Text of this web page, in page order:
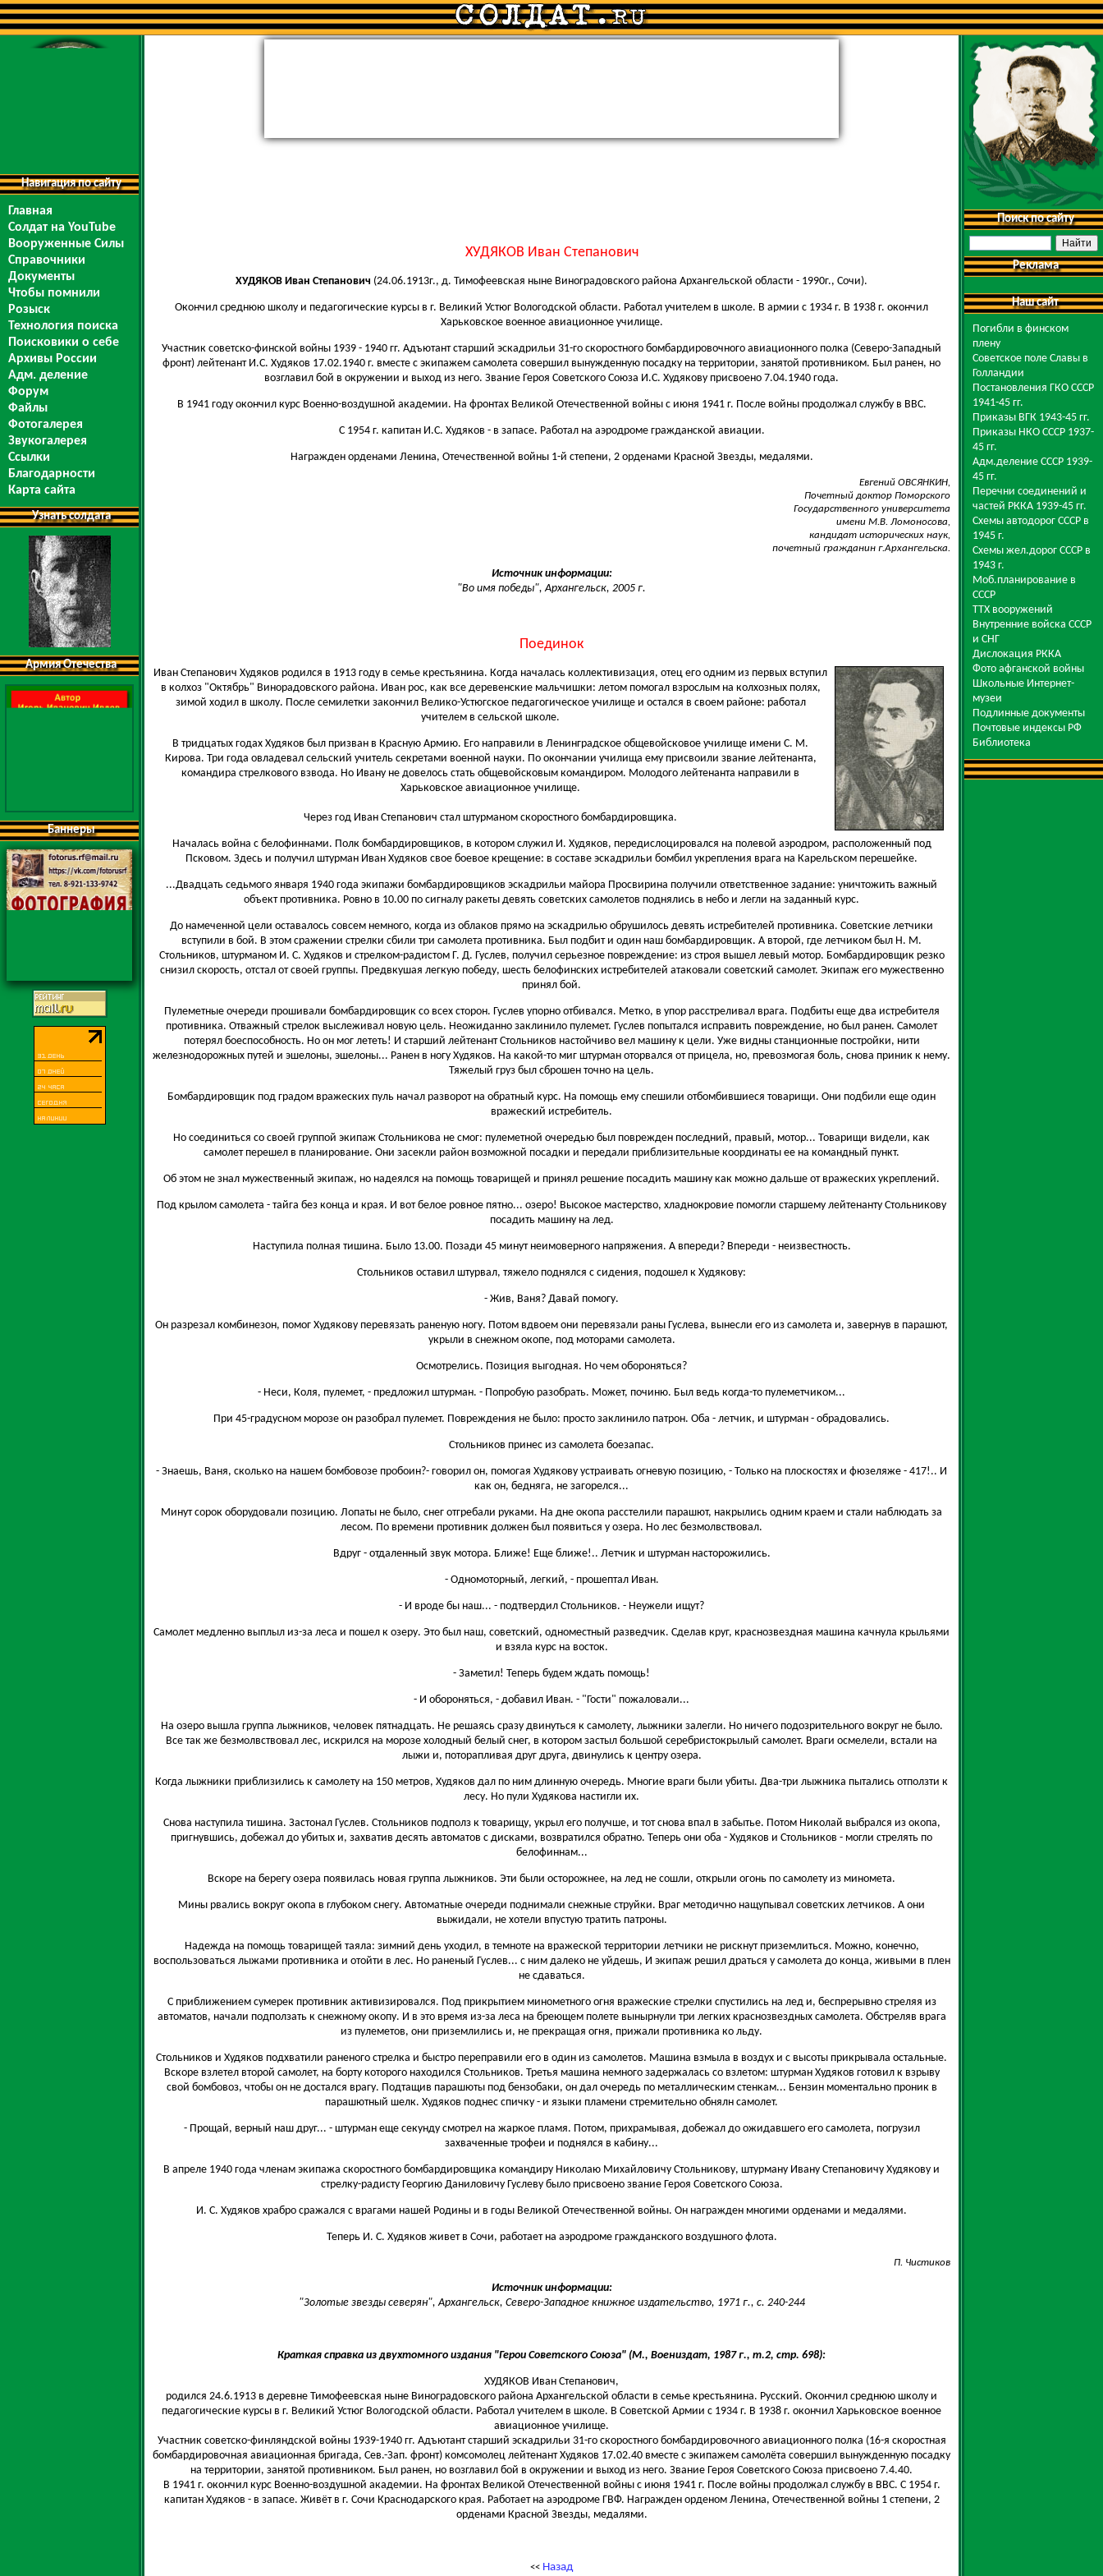
Навигация по сайту
Главная
Солдат на YouTube
Вооруженные Силы
Справочники
Документы
Чтобы помнили
Розыск
Технология поиска
Поисковики о себе
Архивы России
Адм. деление
Форум
Файлы
Фотогалерея
Звукогалерея
Ссылки
Благодарности
Карта сайта
Узнать солдата
Армия Отечества
Баннеры
ХУДЯКОВ Иван Степанович
ХУДЯКОВ Иван Степанович (24.06.1913г., д. Тимофеевская ныне Виноградовского района Архангельской области - 1990г., Сочи).
Окончил среднюю школу и педагогические курсы в г. Великий Устюг Вологодской области. Работал учителем в школе. В армии с 1934 г. В 1938 г. окончил
Харьковское военное авиационное училище.
Участник советско-финской войны 1939 - 1940 гг. Адъютант старший эскадрильи 31-го скоростного бомбардировочного авиационного полка (Северо-Западный
фронт) лейтенант И.С. Xудяков 17.02.1940 г. вместе с экипажем самолета совершил вынужденную посадку на территории, занятой противником. Был ранен, но
возглавил бой в окружении и выход из него. Звание Героя Советского Союза И.С. Худякову присвоено 7.04.1940 года.
В 1941 году окончил курс Военно-воздушной академии. На фронтах Великой Отечественной войны с июня 1941 г. После войны продолжал службу в ВВС.
С 1954 г. капитан И.С. Xудяков - в запасе. Работал на аэродроме гражданской авиации.
Награжден орденами Ленина, Отечественной войны 1-й степени, 2 орденами Красной Звезды, медалями.
Евгений ОВСЯНКИН,
Почетный доктор Поморского
Государственного университета
имени М.В. Ломоносова,
кандидат исторических наук,
почетный гражданин г.Архангельска.
Источник информации:
"Во имя победы", Архангельск, 2005 г.
Поединок
Иван Степанович Худяков родился в 1913 году в семье крестьянина. Когда началась коллективизация, отец его одним из первых вступил
в колхоз "Октябрь" Винорадовского района. Иван рос, как все деревенские мальчишки: летом помогал взрослым на колхозных полях,
зимой ходил в школу. После семилетки закончил Велико-Устюгское педагогическое училище и остался в своем районе: работал
учителем в сельской школе.
В тридцатых годах Худяков был призван в Красную Армию. Его направили в Ленинградское общевойсковое училище имени С. М.
Кирова. Три года овладевал сельский учитель секретами военной науки. По окончании училища ему присвоили звание лейтенанта,
командира стрелкового взвода. Но Ивану не довелось стать общевойсковым командиром. Молодого лейтенанта направили в
Харьковское авиационное училище.
Через год Иван Степанович стал штурманом скоростного бомбардировщика.
Началась война с белофиннами. Полк бомбардировщиков, в котором служил И. Худяков, передислоцировался на полевой аэродром, расположенный под
Псковом. Здесь и получил штурман Иван Худяков свое боевое крещение: в составе эскадрильи бомбил укрепления врага на Карельском перешейке.
...Двадцать седьмого января 1940 года экипажи бомбардировщиков эскадрильи майора Просвирина получили ответственное задание: уничтожить важный
объект противника. Ровно в 10.00 по сигналу ракеты девять советских самолетов поднялись в небо и легли на заданный курс.
До намеченной цели оставалось совсем немного, когда из облаков прямо на эскадрилью обрушилось девять истребителей противника. Советские летчики
вступили в бой. В этом сражении стрелки сбили три самолета противника. Был подбит и один наш бомбардировщик. А второй, где летчиком был Н. М.
Стольников, штурманом И. С. Худяков и стрелком-радистом Г. Д. Гуслев, получил серьезное повреждение: из строя вышел левый мотор. Бомбардировщик резко
снизил скорость, отстал от своей группы. Предвкушая легкую победу, шесть белофинских истребителей атаковали советский самолет. Экипаж его мужественно
принял бой.
Пулеметные очереди прошивали бомбардировщик со всех сторон. Гуслев упорно отбивался. Метко, в упор расстреливал врага. Подбиты еще два истребителя
противника. Отважный стрелок выслеживал новую цель. Неожиданно заклинило пулемет. Гуслев попытался исправить повреждение, но был ранен. Самолет
потерял боеспособность. Но он мог лететь! И старший лейтенант Стольников настойчиво вел машину к цели. Уже видны станционные постройки, нити
железнодорожных путей и эшелоны, эшелоны... Ранен в ногу Худяков. На какой-то миг штурман оторвался от прицела, но, превозмогая боль, снова приник к нему.
Тяжелый груз был сброшен точно на цель.
Бомбардировщик под градом вражеских пуль начал разворот на обратный курс. На помощь ему спешили отбомбившиеся товарищи. Они подбили еще один
вражеский истребитель.
Но соединиться со своей группой экипаж Стольникова не смог: пулеметной очередью был поврежден последний, правый, мотор... Товарищи видели, как
самолет перешел в планирование. Они засекли район возможной посадки и передали приблизительные координаты ее на командный пункт.
Об этом не знал мужественный экипаж, но надеялся на помощь товарищей и принял решение посадить машину как можно дальше от вражеских укреплений.
Под крылом самолета - тайга без конца и края. И вот белое ровное пятно... озеро! Высокое мастерство, хладнокровие помогли старшему лейтенанту Стольникову
посадить машину на лед.
Наступила полная тишина. Было 13.00. Позади 45 минут неимоверного напряжения. А впереди? Впереди - неизвестность.
Стольников оставил штурвал, тяжело поднялся с сидения, подошел к Худякову:
- Жив, Ваня? Давай помогу.
Он разрезал комбинезон, помог Худякову перевязать раненую ногу. Потом вдвоем они перевязали раны Гуслева, вынесли его из самолета и, завернув в парашют,
укрыли в снежном окопе, под моторами самолета.
Осмотрелись. Позиция выгодная. Но чем обороняться?
- Неси, Коля, пулемет, - предложил штурман. - Попробую разобрать. Может, починю. Был ведь когда-то пулеметчиком...
При 45-градусном морозе он разобрал пулемет. Повреждения не было: просто заклинило патрон. Оба - летчик, и штурман - обрадовались.
Стольников принес из самолета боезапас.
- Знаешь, Ваня, сколько на нашем бомбовозе пробоин?- говорил он, помогая Худякову устраивать огневую позицию, - Только на плоскостях и фюзеляже - 417!.. И
как он, бедняга, не загорелся...
Минут сорок оборудовали позицию. Лопаты не было, снег отгребали руками. На дне окопа расстелили парашют, накрылись одним краем и стали наблюдать за
лесом. По времени противник должен был появиться у озера. Но лес безмолвствовал.
Вдруг - отдаленный звук мотора. Ближе! Еще ближе!.. Летчик и штурман насторожились.
- Одномоторный, легкий, - прошептал Иван.
- И вроде бы наш... - подтвердил Стольников. - Неужели ищут?
Самолет медленно выплыл из-за леса и пошел к озеру. Это был наш, советский, одноместный разведчик. Сделав круг, краснозвездная машина качнула крыльями
и взяла курс на восток.
- Заметил! Теперь будем ждать помощь!
- И обороняться, - добавил Иван. - "Гости" пожаловали...
На озеро вышла группа лыжников, человек пятнадцать. Не решаясь сразу двинуться к самолету, лыжники залегли. Но ничего подозрительного вокруг не было.
Все так же безмолвствовал лес, искрился на морозе холодный белый снег, в котором застыл большой серебристокрылый самолет. Враги осмелели, встали на
лыжи и, поторапливая друг друга, двинулись к центру озера.
Когда лыжники приблизились к самолету на 150 метров, Худяков дал по ним длинную очередь. Многие враги были убиты. Два-три лыжника пытались отползти к
лесу. Но пули Худякова настигли их.
Снова наступила тишина. Застонал Гуслев. Стольников подполз к товарищу, укрыл его получше, и тот снова впал в забытье. Потом Николай выбрался из окопа,
пригнувшись, добежал до убитых и, захватив десять автоматов с дисками, возвратился обратно. Теперь они оба - Худяков и Стольников - могли стрелять по
белофиннам...
Вскоре на берегу озера появилась новая группа лыжников. Эти были осторожнее, на лед не сошли, открыли огонь по самолету из миномета.
Мины рвались вокруг окопа в глубоком снегу. Автоматные очереди поднимали снежные струйки. Враг методично нащупывал советских летчиков. А они
выжидали, не хотели впустую тратить патроны.
Надежда на помощь товарищей таяла: зимний день уходил, в темноте на вражеской территории летчики не рискнут приземлиться. Можно, конечно,
воспользоваться лыжами противника и отойти в лес. Но раненый Гуслев... с ним далеко не уйдешь, И экипаж решил драться у самолета до конца, живыми в плен
не сдаваться.
С приближением сумерек противник активизировался. Под прикрытием минометного огня вражеские стрелки спустились на лед и, беспрерывно стреляя из
автоматов, начали подползать к снежному окопу. И в это время из-за леса на бреющем полете вынырнули три легких краснозвездных самолета. Обстреляв врага
из пулеметов, они приземлились и, не прекращая огня, прижали противника ко льду.
Стольников и Худяков подхватили раненого стрелка и быстро переправили его в один из самолетов. Машина взмыла в воздух и с высоты прикрывала остальные.
Вскоре взлетел второй самолет, на борту которого находился Стольников. Третья машина немного задержалась со взлетом: штурман Худяков готовил к взрыву
свой бомбовоз, чтобы он не достался врагу. Подтащив парашюты под бензобаки, он дал очередь по металлическим стенкам... Бензин моментально проник в
парашютный шелк. Худяков поднес спичку - и языки пламени стремительно обнялн самолет.
- Прощай, верный наш друг... - штурман еще секунду смотрел на жаркое пламя. Потом, прихрамывая, добежал до ожидавшего его самолета, погрузил
захваченные трофеи и поднялся в кабину...
В апреле 1940 года членам экипажа скоростного бомбардировщика командиру Николаю Михайловичу Стольникову, штурману Ивану Степановичу Худякову и
стрелку-радисту Георгию Даниловичу Гуслеву было присвоено звание Героя Советского Союза.
И. С. Худяков храбро сражался с врагами нашей Родины и в годы Великой Отечественной войны. Он награжден многими орденами и медалями.
Теперь И. С. Худяков живет в Сочи, работает на аэродроме гражданского воздушного флота.
П. Чистиков
Источник информации:
"Золотые звезды северян", Архангельск, Северо-Западное книжное издательство, 1971 г., с. 240-244
Краткая справка из двухтомного издания "Герои Советского Союза" (М., Воениздат, 1987 г., т.2, стр. 698):
ХУДЯКОВ Иван Степанович,
родился 24.6.1913 в деревне Тимофеевская ныне Виноградовского района Архангельской области в семье крестьянина. Русский. Окончил среднюю школу и
педагогические курсы в г. Великий Устюг Вологодской области. Работал учителем в школе. В Советской Армии с 1934 г. В 1938 г. окончил Харьковское военное
авиационное училище.
Участник советско-финляндской войны 1939-1940 гг. Адъютант старший эскадрильи 31-го скоростного бомбардировочного авиационного полка (16-я скоростная
бомбардировочная авиационная бригада, Сев.-Зап. фронт) комсомолец лейтенант Xудяков 17.02.40 вместе с экипажем самолёта совершил вынужденную посадку
на территории, занятой противником. Был ранен, но возглавил бой в окружении и выход из него. Звание Героя Советского Союза присвоено 7.4.40.
В 1941 г. окончил курс Военно-воздушной академии. На фронтах Великой Отечественной войны с июня 1941 г. После войны продолжал службу в ВВС. С 1954 г.
капитан Xудяков - в запасе. Живёт в г. Сочи Краснодарского края. Работает на аэродроме ГВФ. Награжден орденом Ленина, Отечественной войны 1 степени, 2
орденами Красной Звезды, медалями.
<< Назад
Поиск по сайту
Реклама
Наш сайт
Погибли в финском
плену
Советское поле Славы в
Голландии
Постановления ГКО СССР
1941-45 гг.
Приказы ВГК 1943-45 гг.
Приказы НКО СССР 1937-
45 гг.
Адм.деление СССР 1939-
45 гг.
Перечни соединений и
частей РККА 1939-45 гг.
Схемы автодорог СССР в
1945 г.
Схемы жел.дорог СССР в
1943 г.
Моб.планирование в
СССР
ТТХ вооружений
Внутренние войска СССР
и СНГ
Дислокация РККА
Фото афганской войны
Школьные Интернет-
музеи
Подлинные документы
Почтовые индексы РФ
Библиотека